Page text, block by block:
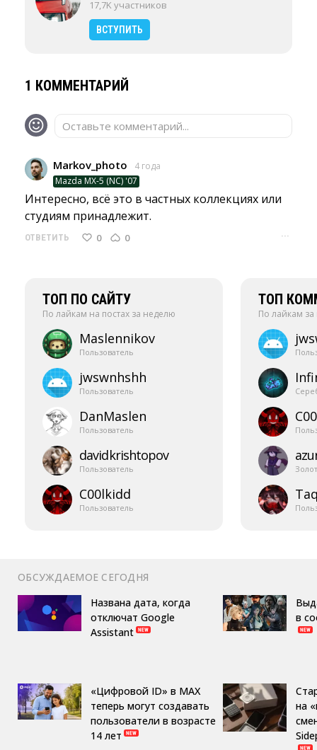
17,7K участников
ВСТУПИТЬ
1 КОММЕНТАРИЙ
Оставьте комментарий...
Markov_photo
4 года
Mazda MX-5 (NC) '07
Интересно, всё это в частных коллекциях или
студиям принадлежит.
ОТВЕТИТЬ 0 0 ···
ТОП ПО САЙТУ
По лайкам на постах за неделю
Maslennikov
Пользователь
jwswnhshh
Пользователь
DanMaslen
Пользователь
davidkrishtopov
Пользователь
C00lkidd
Пользователь
ТОП
По лайкам
ОБСУЖДАЕМОЕ СЕГОДНЯ
Названа дата, когда
отключат Google
Assistant
«Цифровой ID» в MAX
теперь могут создавать
пользователи в возрасте
14 лет
в
на